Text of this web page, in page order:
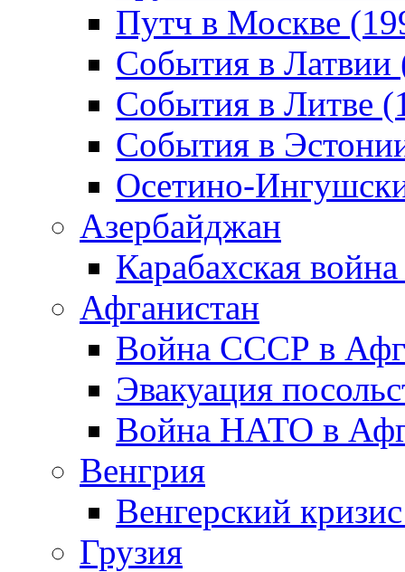
Путч в Москве
События в Латвии
События в Литве
События в
Осетино-
Азербайджан
Карабахская
Афганистан
Война СССР в
Эвакуация
Война НАТО в
Венгрия
Венгерский
Грузия